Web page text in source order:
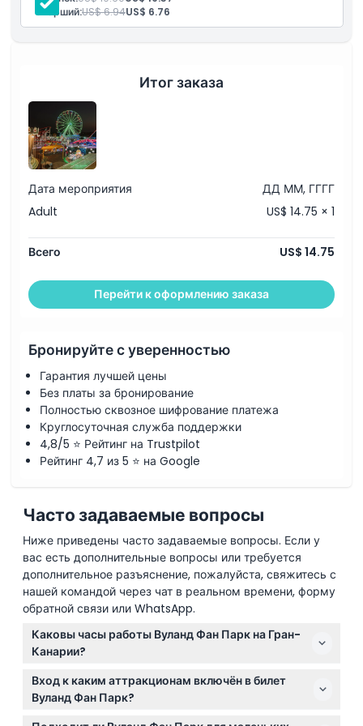
Не подходит для
Вещи, которые нужно знать
Местоположение
Политика отмены
Чаевые и благодарности
Старший:US$ 6.94US$ 6.76
Итог заказа
Дата мероприятия
ДД ММ, ГГГГ
Adult
US$ 14.75 × 1
Всего US$ 14.75
Перейти к оформлению заказа
Бронируйте с уверенностью
Гарантия лучшей цены
Без платы за бронирование
Полностью сквозное шифрование платежа
Круглосуточная служба поддержки
4,8/5 ⭐ Рейтинг на Trustpilot
Рейтинг 4,7 из 5 ⭐ на Google
Часто задаваемые вопросы
Ниже приведены часто задаваемые вопросы. Если у
вас есть дополнительные вопросы или требуется
дополнительное разъяснение, пожалуйста, свяжитесь с
нашей командой через чат в реальном времени, форму
обратной связи или WhatsApp.
Каковы часы работы Вуланд Фан Парк на Гран-
Канарии?
Вуланд Фан Парк работает ежедневно с разным
расписанием: с 18:00 до 24:00 в будние летние дни
и с 12:00 до 24:00 в выходные и праздничные
Вход к каким аттракционам включён в билет
Вуланд Фан Парк?
Ваш билет обеспечивает приоритетный вход в парк,